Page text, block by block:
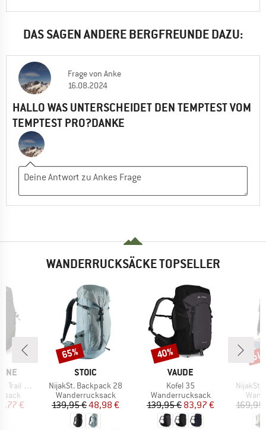
DAS SAGEN ANDERE BERGFREUNDE DAZU:
Fragevon Anke
16.08.2024
HALLO WAS UNTERSCHEIDET DEN TEMPTEST VOM
TEMPTEST PRO?DANKE
WANDERRUCKSÄCKE TOPSELLER
ND28
Preis
€
MARKE
STOIC
Artikel
NijakSt. Backpack 28
Produktgruppe
Wanderrucksack
Preis
139,95 €reduzierter Preis
48,98 €
Rabatt
65%
MARKE
VAUDE
Artikel
Kofel 35
Produktgruppe
Wanderrucksack
Preis
139,95 €reduzierter Preis
83,97 €
Rabatt
40%
Artikel
NijakSt.
169,95